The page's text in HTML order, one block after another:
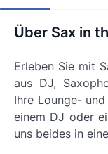
Über Sax in
Erleben Sie mit
aus DJ,
Ihre Lounge-
einem DJ oder
uns beides in